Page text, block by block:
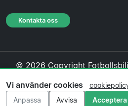
Kontakta oss
© 2026 Copyright
Redaktionell
Vi använder cookies
Anpassa
Avvisa Acceptera